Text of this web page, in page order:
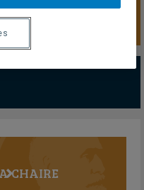
CHAIRE